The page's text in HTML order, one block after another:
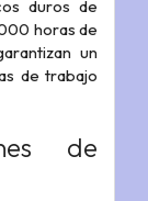
duros de
horas de
un
de trabajo
de